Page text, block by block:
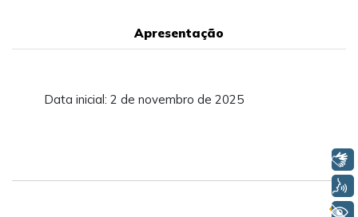
Apresentação
Data inicial: 2 de novembro de 2025
Voz